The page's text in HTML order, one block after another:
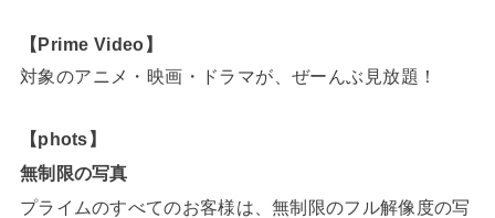
【Prime Video】
対象のアニメ・映画・ドラマが、ぜーんぶ見放題！
【phots】
無制限の写真
プライムのすべてのお客様は、無制限のフル解像度の写